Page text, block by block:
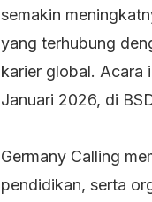
semakin
yang terhubung
karier global. Acara
Januari 2026, di
Germany Calling
pendidikan, serta